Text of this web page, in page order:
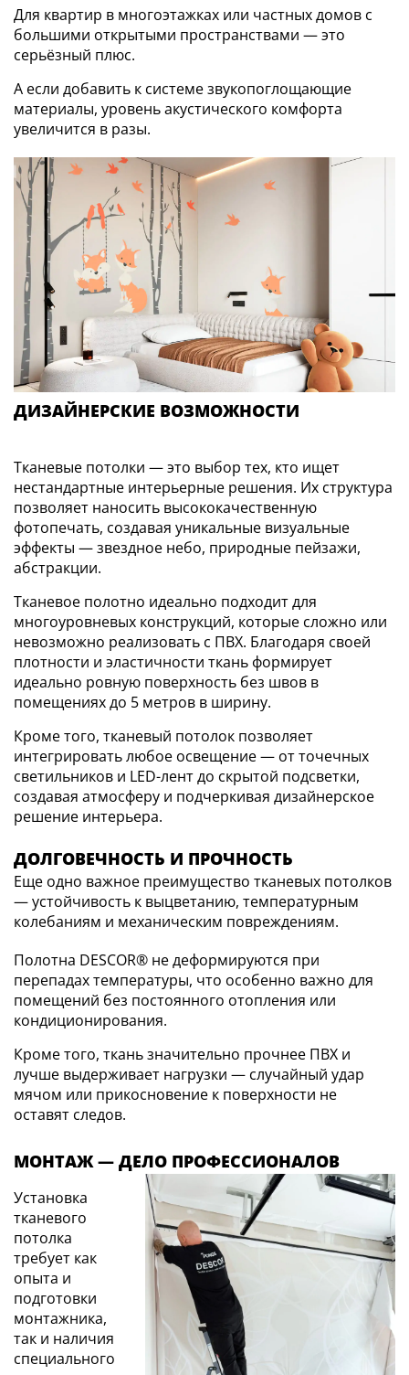
Для квартир в многоэтажках или частных домов с
большими открытыми пространствами — это
серьёзный плюс.
А если добавить к системе звукопоглощающие
материалы, уровень акустического комфорта
увеличится в разы.
ДИЗАЙНЕРСКИЕ ВОЗМОЖНОСТИ
Тканевые потолки — это выбор тех, кто ищет
нестандартные интерьерные решения. Их структура
позволяет наносить высококачественную
фотопечать, создавая уникальные визуальные
эффекты — звездное небо, природные пейзажи,
абстракции.
Тканевое полотно идеально подходит для
многоуровневых конструкций, которые сложно или
невозможно реализовать с ПВХ. Благодаря своей
плотности и эластичности ткань формирует
идеально ровную поверхность без швов в
помещениях до 5 метров в ширину.
Кроме того, тканевый потолок позволяет
интегрировать любое освещение — от точечных
светильников и LED-лент до скрытой подсветки,
создавая атмосферу и подчеркивая дизайнерское
решение интерьера.
ДОЛГОВЕЧНОСТЬ И ПРОЧНОСТЬ
Еще одно важное преимущество тканевых потолков
— устойчивость к выцветанию, температурным
колебаниям и механическим повреждениям.
Полотна DESCOR® не деформируются при
перепадах температуры, что особенно важно для
помещений без постоянного отопления или
кондиционирования.
Кроме того, ткань значительно прочнее ПВХ и
лучше выдерживает нагрузки — случайный удар
мячом или прикосновение к поверхности не
оставят следов.
МОНТАЖ — ДЕЛО ПРОФЕССИОНАЛОВ
Установка
тканевого
потолка
требует как
опыта и
подготовки
монтажника,
так и наличия
специального